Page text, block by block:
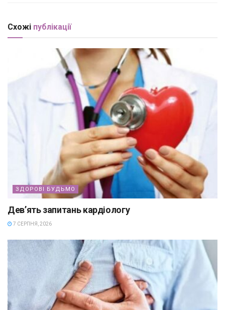
Схожі публікації
ЗДОРОВІ БУДЬМО
Дев’ять запитань кардіологу
7 СЕРПНЯ, 2026